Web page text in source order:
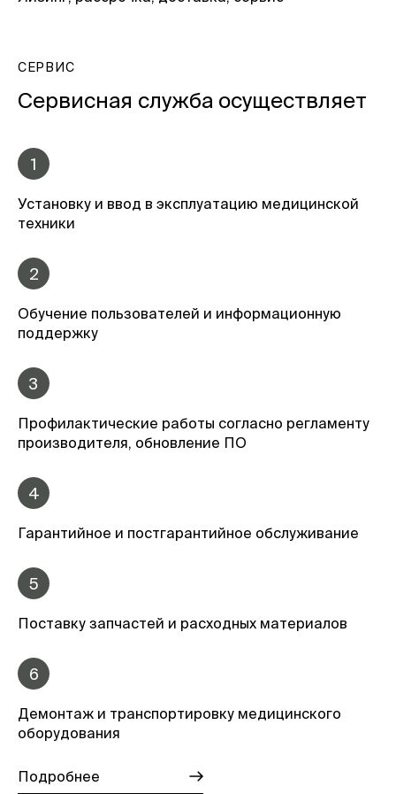
СЕРВИС
Сервисная служба осуществляет
1
Установку и ввод в эксплуатацию медицинской
техники
2
Обучение пользователей и информационную
поддержку
3
Профилактические работы согласно регламенту
производителя, обновление ПО
4
Гарантийное и постгарантийное обслуживание
5
Поставку запчастей и расходных материалов
6
Демонтаж и транспортировку медицинского
оборудования
Подробнее